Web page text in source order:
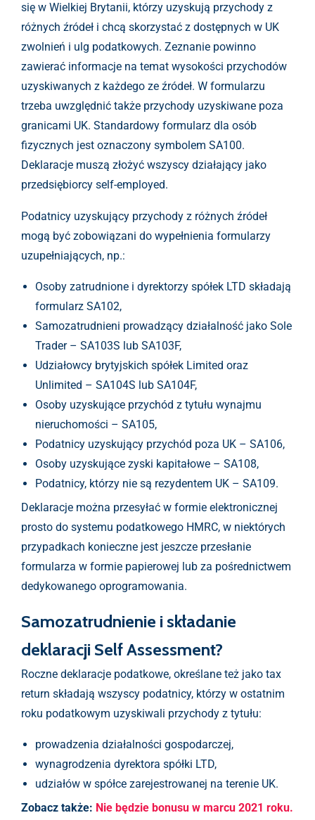
się w Wielkiej Brytanii, którzy uzyskują przychody z
różnych źródeł i chcą skorzystać z dostępnych w UK
zwolnień i ulg podatkowych. Zeznanie powinno
zawierać informacje na temat wysokości przychodów
uzyskiwanych z każdego ze źródeł. W formularzu
trzeba uwzględnić także przychody uzyskiwane poza
granicami UK. Standardowy formularz dla osób
fizycznych jest oznaczony symbolem SA100.
Deklaracje muszą złożyć wszyscy działający jako
przedsiębiorcy self-employed.
Podatnicy uzyskujący przychody z różnych źródeł
mogą być zobowiązani do wypełnienia formularzy
uzupełniających, np.:
Osoby zatrudnione i dyrektorzy spółek LTD składają
formularz SA102,
Samozatrudnieni prowadzący działalność jako Sole
Trader – SA103S lub SA103F,
Udziałowcy brytyjskich spółek Limited oraz
Unlimited – SA104S lub SA104F,
Osoby uzyskujące przychód z tytułu wynajmu
nieruchomości – SA105,
Podatnicy uzyskujący przychód poza UK – SA106,
Osoby uzyskujące zyski kapitałowe – SA108,
Podatnicy, którzy nie są rezydentem UK – SA109.
Deklaracje można przesyłać w formie elektronicznej
prosto do systemu podatkowego HMRC, w niektórych
przypadkach konieczne jest jeszcze przesłanie
formularza w formie papierowej lub za pośrednictwem
dedykowanego oprogramowania.
Samozatrudnienie i składanie
deklaracji Self Assessment?
Roczne deklaracje podatkowe, określane też jako tax
return składają wszyscy podatnicy, którzy w ostatnim
roku podatkowym uzyskiwali przychody z tytułu:
prowadzenia działalności gospodarczej,
wynagrodzenia dyrektora spółki LTD,
udziałów w spółce zarejestrowanej na terenie UK.
Zobacz także: Nie będzie bonusu w marcu 2021 roku.